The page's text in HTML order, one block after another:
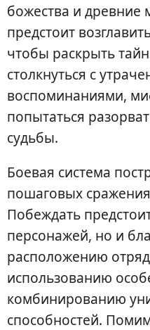
божества и
предстоит
чтобы раскрыть
столкнуться с
воспоминаниями,
попытаться
судьбы.
Боевая система
пошаговых
Побеждать
персонажей, но и
расположению
использованию
комбинированию
способностей.